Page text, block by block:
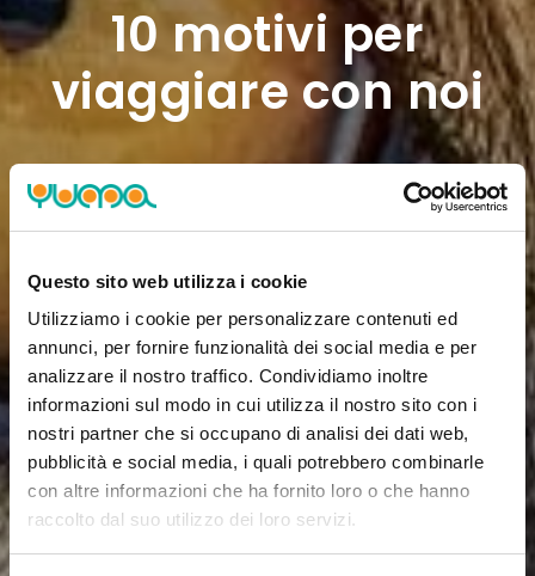
Questo sito web utilizza i cookie
Utilizziamo i cookie per personalizzare contenuti ed
annunci, per fornire funzionalità dei social media e per
analizzare il nostro traffico. Condividiamo inoltre
informazioni sul modo in cui utilizza il nostro sito con i
nostri partner che si occupano di analisi dei dati web,
pubblicità e social media, i quali potrebbero combinarle
con altre informazioni che ha fornito loro o che hanno
raccolto dal suo utilizzo dei loro servizi.
10 motivi per
viaggiare con noi